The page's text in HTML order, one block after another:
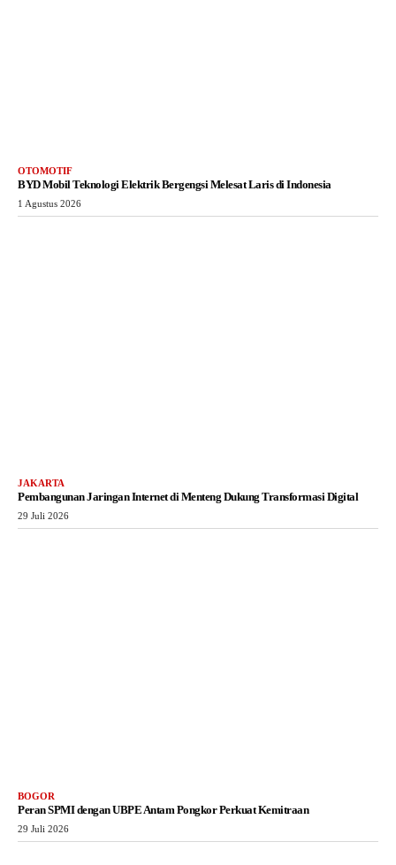
OTOMOTIF
BYD Mobil Teknologi Elektrik Bergengsi Melesat Laris di Indonesia
1 Agustus 2026
JAKARTA
Pembangunan Jaringan Internet di Menteng Dukung Transformasi Digital
29 Juli 2026
BOGOR
Peran SPMI dengan UBPE Antam Pongkor Perkuat Kemitraan
29 Juli 2026